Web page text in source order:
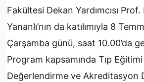
Fakültesi Dekan Yardımcısı
Yananlı’nın da katılımıyla 8
Çarşamba günü, saat 10.00’da
Program kapsamında Tıp Eğitimi
Değerlendirme ve Akreditasyon